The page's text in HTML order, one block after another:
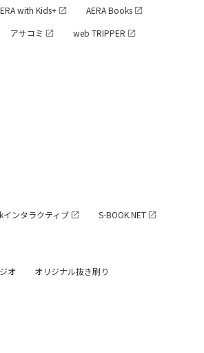
with Kids+
AERA Books
アサコミ
web TRIPPER
ンタラクティブ S-BOOK.NET
オ オリジナル抜き刷り